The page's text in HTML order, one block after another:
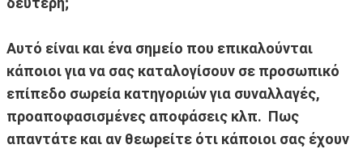
Αυτό είναι και ένα σημείο που επικαλούνται
κάποιοι για να σας καταλογίσουν σε προσωπικό
επίπεδο σωρεία κατηγοριών για συναλλαγές,
προαποφασισμένες αποφάσεις κλπ. Πως
απαντάτε και αν θεωρείτε ότι κάποιοι σας έχουν